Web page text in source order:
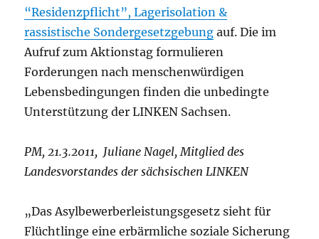
“Residenzpflicht”, Lagerisolation &
rassistische Sondergesetzgebung auf. Die im
Aufruf zum Aktionstag formulieren
Forderungen nach menschenwürdigen
Lebensbedingungen finden die unbedingte
Unterstützung der LINKEN Sachsen.
PM, 21.3.2011, Juliane Nagel, Mitglied des
Landesvorstandes der sächsischen LINKEN
„Das Asylbewerberleistungsgesetz sieht für
Flüchtlinge eine erbärmliche soziale Sicherung